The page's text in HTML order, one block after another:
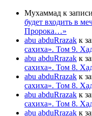
Мухаммад к записи
будет входить в
Пророка…»
abu abduRrazak к
сахиха». Том 9.
abu abduRrazak к
сахиха». Том 8.
abu abduRrazak к
сахиха». Том 8.
abu abduRrazak к
сахиха». Том 8.
abu abduRrazak к